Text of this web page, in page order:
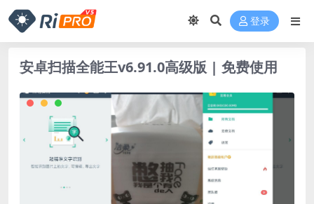
登录
安卓扫描全能王v6.91.0高级版 | 免费使用